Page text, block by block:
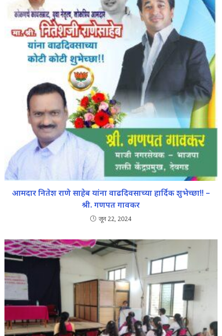
आमदार नितेश राणे साहेब यांना वाढदिवसाच्या हार्दिक शुभेच्छा!! –
श्री. गणपत गावकर
जून 22, 2024